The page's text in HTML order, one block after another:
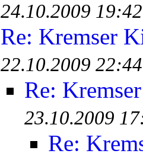
24.10.2009 19:42
Re: Kremser
22.10.2009 22:44
Re:
23.10.2009
Re: